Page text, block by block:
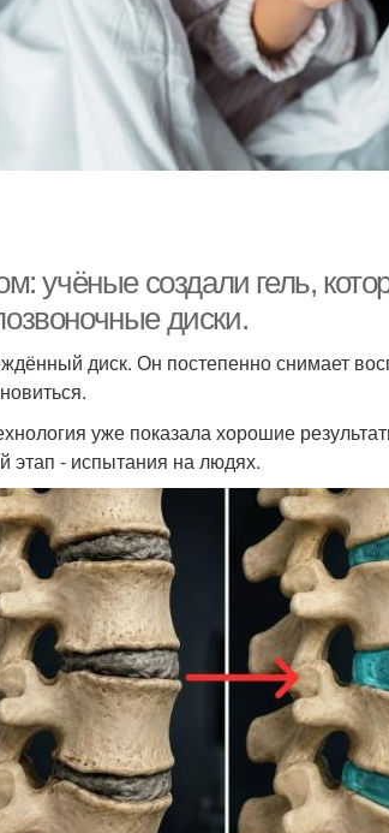
учёные создали гель,
диски.
диск. Он постепенно снимает
уже показала хорошие
этап - испытания на людях.